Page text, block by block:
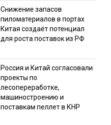
Снижение запасов
пиломатериалов в портах
Китая создаёт потенциал
для роста поставок из РФ
Россия и Китай согласовали
проекты по
лесопереработке,
машиностроению и
поставкам пеллет в КНР